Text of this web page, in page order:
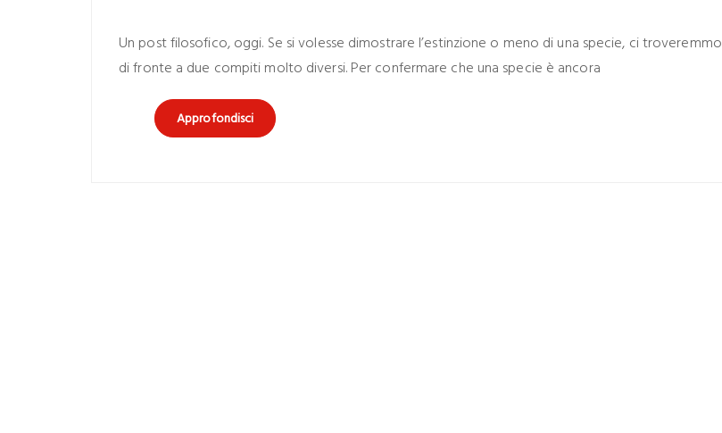
Un post filosofico, oggi. Se si volesse dimostrare l’estinzione o meno di una specie, ci troveremmo
di fronte a due compiti molto diversi. Per confermare che una specie è ancora
Approfondisci